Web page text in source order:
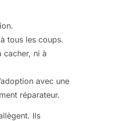
tous les coups.
cacher, ni à
avec une
réparateur.
Ils